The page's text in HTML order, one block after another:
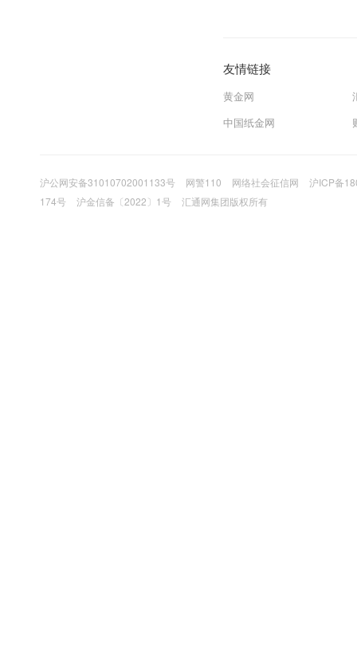
友情链接
黄金网
中国纸金网
沪公网安备31010702001133号 网警110 网络社会征信网
沪ICP备
174号
沪金信备〔2022〕1号 汇通网集团版权所有